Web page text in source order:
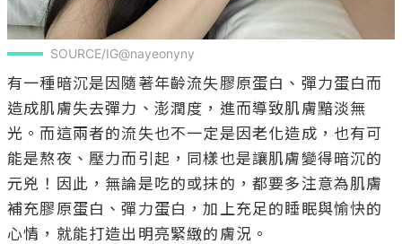
SOURCE/IG@nayeonyny
有一種暗沉是因隨著年齡流失膠原蛋白、彈力蛋白而
造成肌膚失去彈力、澎潤度，進而導致肌膚黯淡無
光。而這兩者的流失也不一定是因老化造成，也有可
能是熬夜、壓力而引起，同樣也是讓肌膚變得暗沉的
元兇！因此，無論是吃的或抹的，都要多注意為肌膚
補充膠原蛋白、彈力蛋白，加上充足的睡眠與愉快的
心情，就能打造出明亮緊緻的膚況。